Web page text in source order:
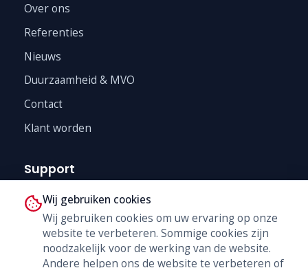
Over ons
Referenties
Nieuws
Duurzaamheid & MVO
Contact
Klant worden
Support
Technische Dienst
Trainingen
B2B Shop
Wij gebruiken cookies
Wij gebruiken cookies om uw ervaring op onze
website te verbeteren. Sommige cookies zijn
noodzakelijk voor de werking van de website.
Andere helpen ons de website te verbeteren of